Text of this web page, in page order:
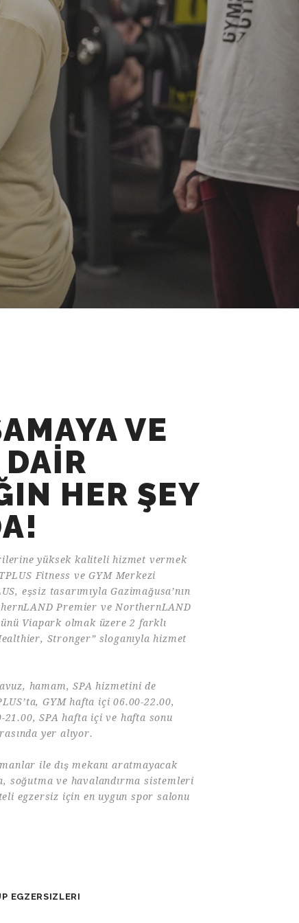
VE
DAİR
HER ŞEY
yüksek kaliteli hizmet vermek
Fitness ve GYM Merkezi
eşsiz tasarımıyla Gazimağusa’nın
Premier ve NorthernLAND
Viapark olmak üzere 2 farklı
Stronger” sloganıyla hizmet
hamam, SPA hizmetini de
GYM hafta içi 06.00-22.00,
21.00, SPA hafta içi ve hafta sonu
yer alıyor.
ile dış mekanı aratmayacak
soğutma ve havalandırma sistemleri
egzersiz için en uygun spor salonu
EGZERSIZLERI